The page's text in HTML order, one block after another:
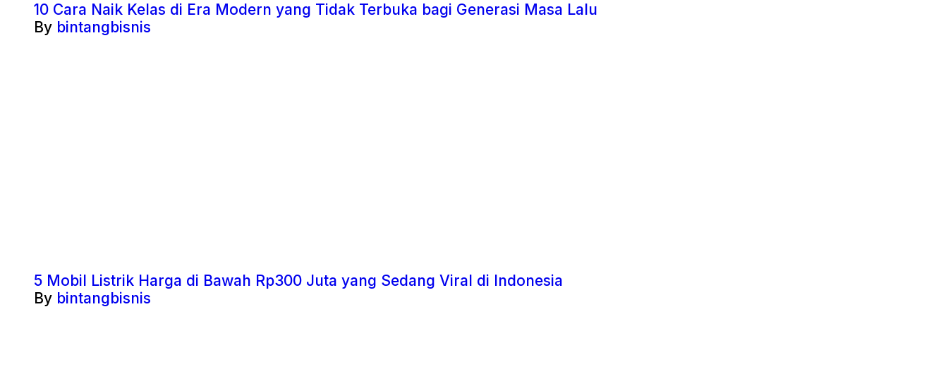
10 Cara Naik Kelas di Era Modern yang Tidak Terbuka bagi Generasi Masa Lalu
By bintangbisnis
5 Mobil Listrik Harga di Bawah Rp300 Juta yang Sedang Viral di Indonesia
By bintangbisnis